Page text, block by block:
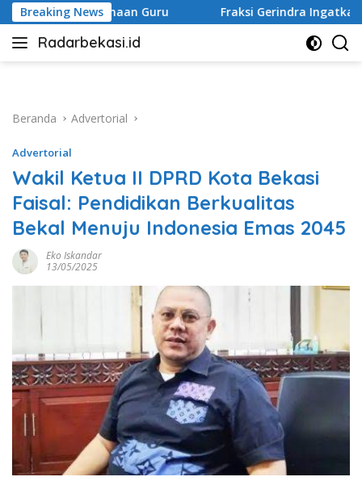
Langsung
ke
konten
Breaking News
Guru Fraksi Gerindra Ingatkan Soal Arah
Radarbekasi.id
Berita
Beranda
Advertorial
Advertorial
Wakil Ketua II DPRD Kota Bekasi
Faisal: Pendidikan Berkualitas
Bekal Menuju Indonesia Emas 2045
Eko Iskandar
13/05/2025